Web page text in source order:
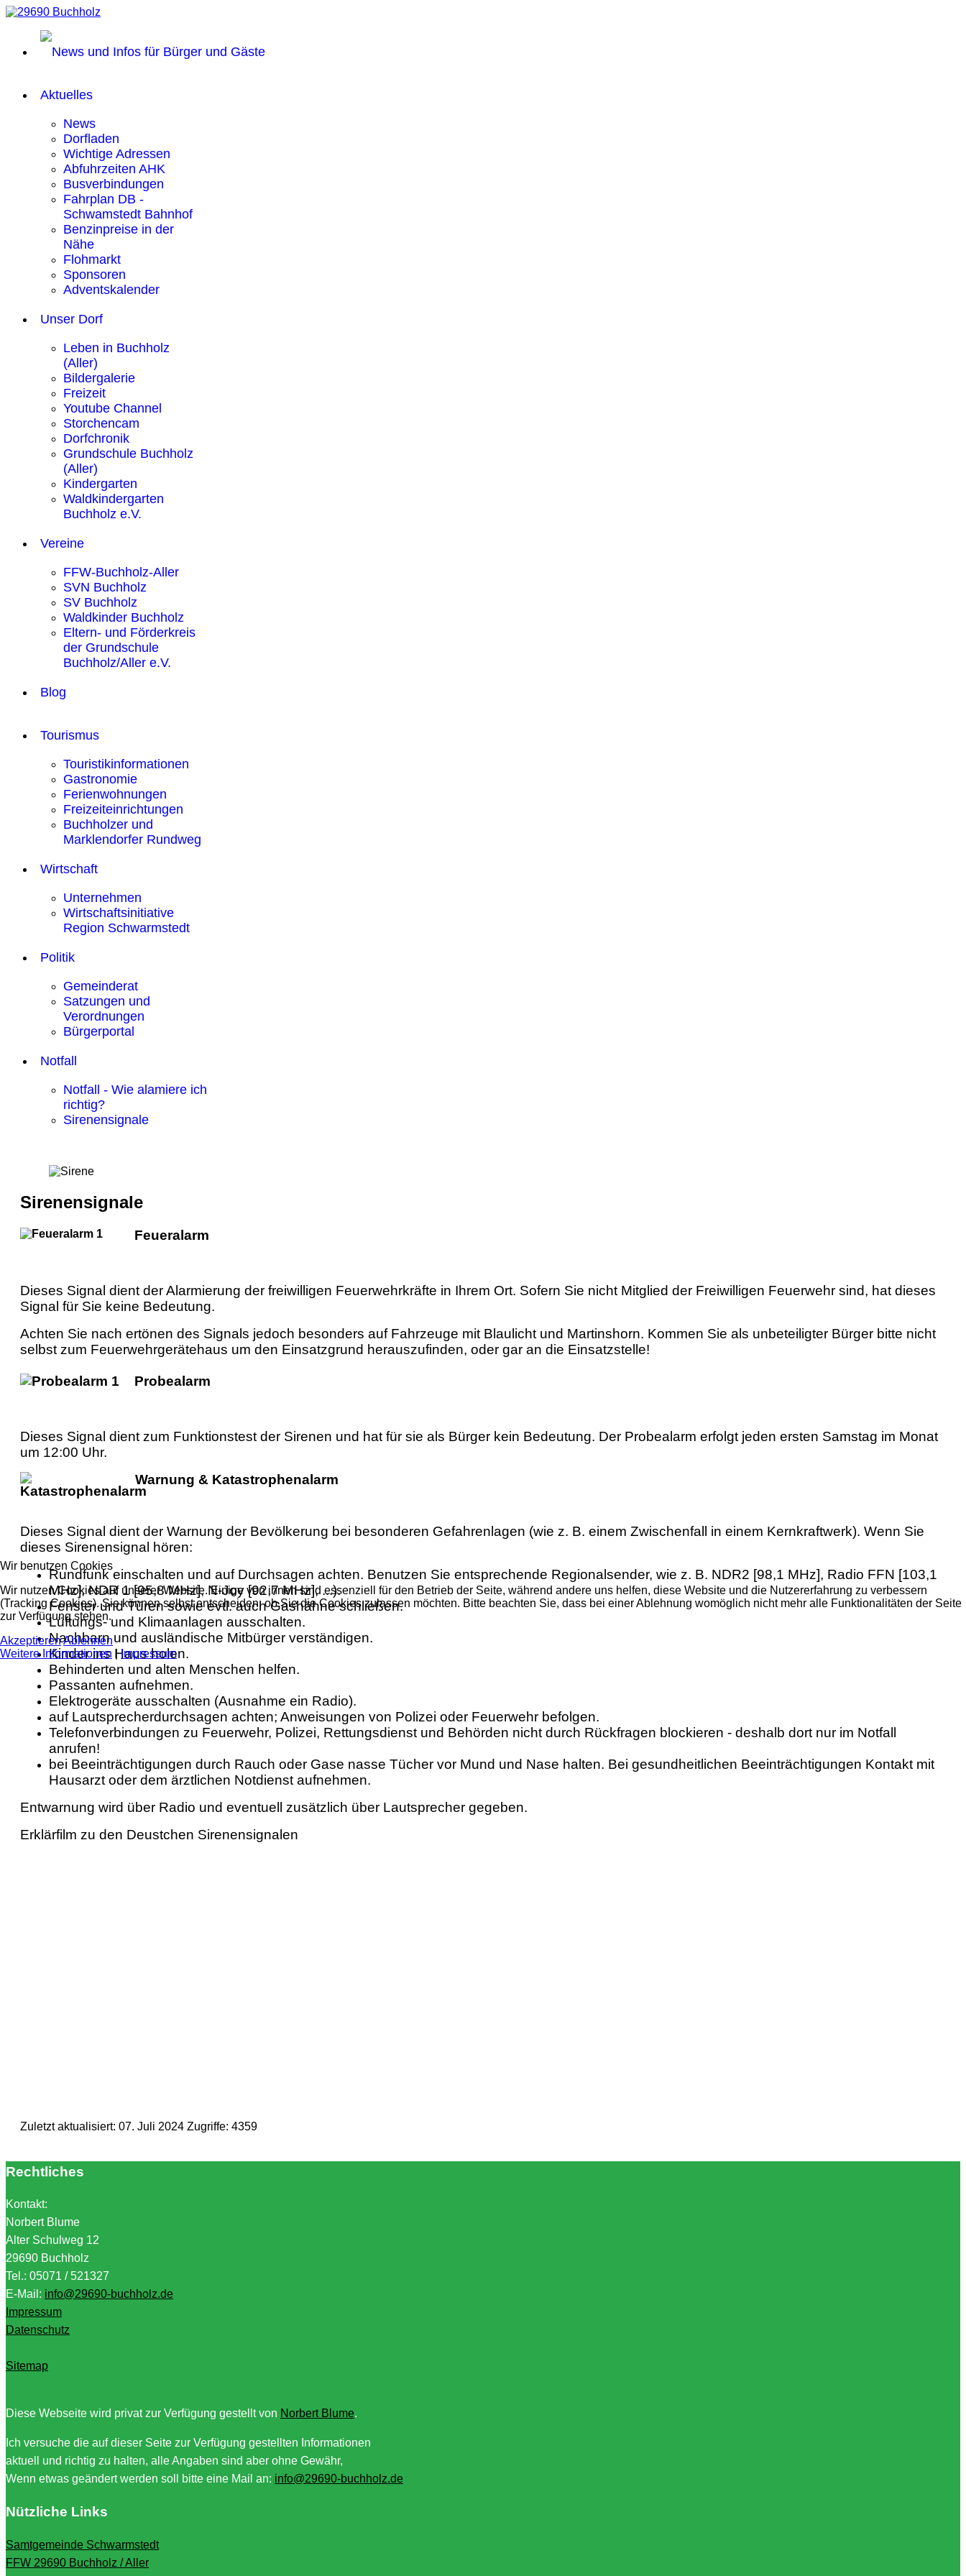
Aktuelles
News
Dorfladen
Wichtige Adressen
Abfuhrzeiten AHK
Busverbindungen
Fahrplan DB -
Schwamstedt Bahnhof
Benzinpreise in der
Nähe
Flohmarkt
Sponsoren
Adventskalender
Unser Dorf
Leben in Buchholz
(Aller)
Bildergalerie
Freizeit
Youtube Channel
Storchencam
Dorfchronik
Grundschule Buchholz
(Aller)
Kindergarten
Waldkindergarten
Buchholz e.V.
Vereine
FFW-Buchholz-Aller
SVN Buchholz
SV Buchholz
Waldkinder Buchholz
Eltern- und Förderkreis
der Grundschule
Buchholz/Aller e.V.
Blog
Tourismus
Touristikinformationen
Gastronomie
Ferienwohnungen
Freizeiteinrichtungen
Buchholzer und
Marklendorfer Rundweg
Wirtschaft
Unternehmen
Wirtschaftsinitiative
Region Schwarmstedt
Politik
Gemeinderat
Satzungen und
Verordnungen
Bürgerportal
Notfall
Notfall - Wie alamiere ich
richtig?
Sirenensignale
Sirenensignale
Feueralarm
Dieses Signal dient der Alarmierung der freiwilligen Feuerwehrkräfte in Ihrem Ort. Sofern Sie nicht Mitglied der Freiwilligen Feuerwehr sind, hat dieses
Signal für Sie keine Bedeutung.
Achten Sie nach ertönen des Signals jedoch besonders auf Fahrzeuge mit Blaulicht und Martinshorn. Kommen Sie als unbeteiligter Bürger bitte nicht
selbst zum Feuerwehrgerätehaus um den Einsatzgrund herauszufinden, oder gar an die Einsatzstelle!
Probealarm
Dieses Signal dient zum Funktionstest der Sirenen und hat für sie als Bürger kein Bedeutung. Der Probealarm erfolgt jeden ersten Samstag im Monat
um 12:00 Uhr.
Warnung & Katastrophenalarm
Dieses Signal dient der Warnung der Bevölkerung bei besonderen Gefahrenlagen (wie z. B. einem Zwischenfall in einem Kernkraftwerk). Wenn Sie
dieses Sirenensignal hören:
Rundfunk einschalten und auf Durchsagen achten. Benutzen Sie entsprechende Regionalsender, wie z. B. NDR2 [98,1 MHz], Radio FFN [103,1
MHz], NDR 1 [95,8 MHz], N-Joy [92,7 MHz], ...).
Fenster und Türen sowie evtl. auch Gashähne schließen.
Lüftungs- und Klimaanlagen ausschalten.
Nachbarn und ausländische Mitbürger verständigen.
Kinder ins Haus holen.
Behinderten und alten Menschen helfen.
Passanten aufnehmen.
Elektrogeräte ausschalten (Ausnahme ein Radio).
auf Lautsprecherdurchsagen achten; Anweisungen von Polizei oder Feuerwehr befolgen.
Telefonverbindungen zu Feuerwehr, Polizei, Rettungsdienst und Behörden nicht durch Rückfragen blockieren - deshalb dort nur im Notfall
anrufen!
bei Beeinträchtigungen durch Rauch oder Gase nasse Tücher vor Mund und Nase halten. Bei gesundheitlichen Beeinträchtigungen Kontakt mit
Hausarzt oder dem ärztlichen Notdienst aufnehmen.
Entwarnung wird über Radio und eventuell zusätzlich über Lautsprecher gegeben.
Erklärfilm zu den Deustchen Sirenensignalen
Zuletzt aktualisiert: 07. Juli 2024 Zugriffe: 4359
Rechtliches
Kontakt:
Norbert Blume
Alter Schulweg 12
29690 Buchholz
Tel.: 05071 / 521327
E-Mail: info@29690-buchholz.de
Impressum
Datenschutz
Sitemap
Diese Webseite wird privat zur Verfügung gestellt von Norbert Blume.
Ich versuche die auf dieser Seite zur Verfügung gestellten Informationen
aktuell und richtig zu halten, alle Angaben sind aber ohne Gewähr,
Wenn etwas geändert werden soll bitte eine Mail an: info@29690-buchholz.de
Nützliche Links
Samtgemeinde Schwarmstedt
FFW 29690 Buchholz / Aller
Wir benutzen Cookies
Wir nutzen Cookies auf unserer Website. Einige von ihnen sind essenziell für den Betrieb der Seite, während andere uns helfen, diese Website und die Nutzererfahrung zu verbessern
(Tracking Cookies). Sie können selbst entscheiden, ob Sie die Cookies zulassen möchten. Bitte beachten Sie, dass bei einer Ablehnung womöglich nicht mehr alle Funktionalitäten der Seite
zur Verfügung stehen.
AkzeptierenAblehnen
Weitere Informationen |Impressum